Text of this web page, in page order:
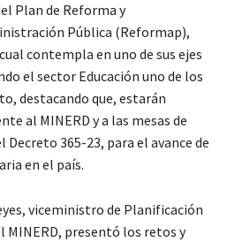
Plan de Reforma y
Pública (Reformap),
contempla en uno de sus ejes
el sector Educación uno de los
destacando que, estarán
al MINERD y a las mesas de
365-23, para el avance de
en el país.
viceministro de Planificación
MINERD, presentó los retos y